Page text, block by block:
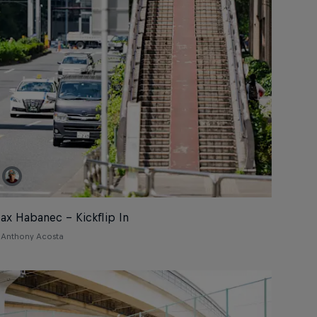
Habanec – Kickflip In
Acosta